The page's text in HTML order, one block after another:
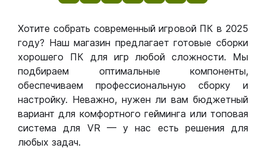
Хотите собрать современный игровой ПК в 2025
году? Наш магазин предлагает готовые сборки
хорошего ПК для игр любой сложности. Мы
подбираем оптимальные компоненты,
обеспечиваем профессиональную сборку и
настройку. Неважно, нужен ли вам бюджетный
вариант для комфортного гейминга или топовая
система для VR — у нас есть решения для
любых задач.